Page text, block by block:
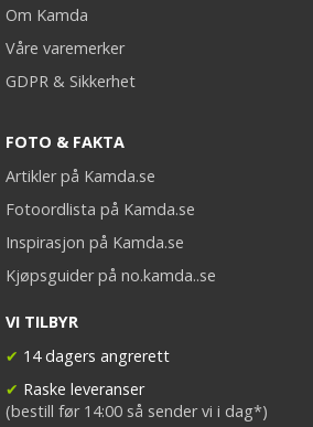
Om Kamda
Våre varemerker
GDPR & Sikkerhet
FOTO & FAKTA
Artikler på Kamda.se
Fotoordlista på Kamda.se
Inspirasjon på Kamda.se
Kjøpsguider på no.kamda..se
VI TILBYR
✔ 14 dagers angrerett
✔ Raske leveranser
(bestill før 14:00 så sender vi i dag*)